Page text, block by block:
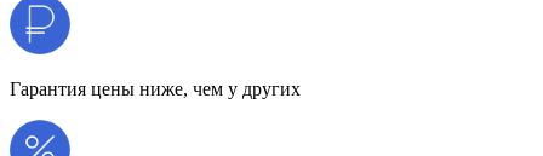
Гарантия цены ниже, чем у других